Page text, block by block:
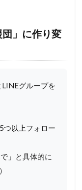
団」に作り変
LINEグループを
つ以上フォロー
」と具体的に